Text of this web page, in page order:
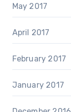
May 2017
April 2017
February 2017
January 2017